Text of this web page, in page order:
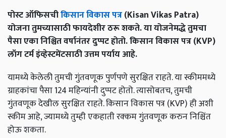
पोस्ट ऑफिसचीकिसान विकास पत्र(Kisan Vikas Patra)
योजना तुमच्यासाठी फायदेशीर ठरू शकते. या योजनेमद्धे तुमचा
पैसा एका निश्चित वर्षानंतर दुप्पट होतो. किसान विकास पत्र (KVP)
लॉंग टर्म इंव्हेस्टमेंटसाठी उत्तम पर्याय आहे.
यामध्ये केलेली तुमची गुंतवणूक पुर्णपणे सुरक्षित राहते. या स्कीममध्ये
ग्राहकांचा पैसा 124 महिन्यांनी दुप्पट होतो. त्यासोबतच, तुमची
गुंतवणूक देखील सुरक्षित राहते. किसान विकास पत्र (KVP) ही अशी
स्कीम आहे, ज्यामध्ये तुम्ही एकहाती रक्कम गुंतवणूक करुन निश्चिंत
होऊ शकता.